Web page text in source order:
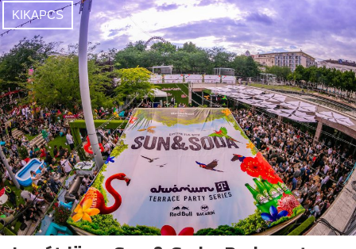
KIKAPCS